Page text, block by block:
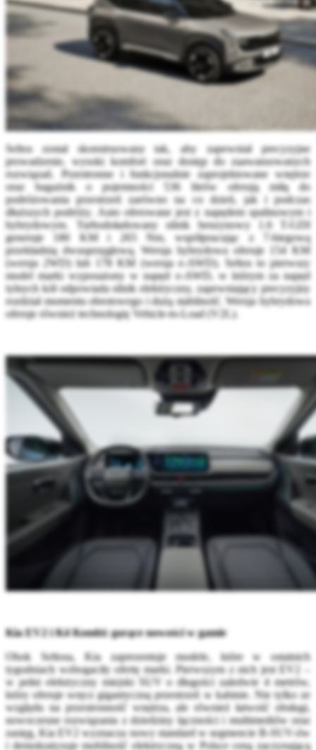
Seltos został skonstruowany tak, aby zapewniał precyzyjne
prowadzenie, wysoki komfort oraz dostęp do zaawansowanych
rozwiązań. Przestronne i funkcjonalnie zaprojektowane wnętrze
oraz bagażnik o pojemności 536 litrów oferują miłą do
podróżowania przestrzeń zarówno na co dzień, jak i podczas
dłuższych podróży. Auto oferowane jest z napędem spalinowym i
hybrydowym. Turbodoładowany silnik benzynowy 1.6 T-GDI
generuje 180 KM i 265 Nm, współpracując z 7-biegową
przekładnią dwusprzęgłową. Wersja hybrydowa oferuje 154 KM
(wersja 2WD) lub 178 KM (wersja e-AWD). Seltos to pierwszy
model marki wyposażony w napęd e-AWD, w którym za napęd
tylnych kół odpowiada silnik elektryczny, zapewniający precyzyjny
rozdział momentu obrotowego i dużą stabilność. Wersja hybrydowa
oferuje również technologię Vehicle-to-Load (V2L).
Kia EV2 i K4 Kombi: gorące nowości w gamie
Obok Seltosa, Kia zaprezentuje modele, które w ostatnich
tygodniach wzbogaciły ofertę marki. Pierwszym z nich jest EV2 –
w pełni elektryczny miejski SUV o długości zaledwie 4 metrów,
który oferuje wręcz gigantyczną przestrzeń w kabinie. Nie tylko ze
względu na przestronność wnętrza, ale również łatwość obsługi,
nowoczesne rozwiązania z dziedziny łączności i multimediów oraz
zasięg, Kia EV2 wyznacza nowy standard w segmencie B-SUV-ów
i demokratyzuje mobilność elektryczną w Polsce ceną zaczynającą